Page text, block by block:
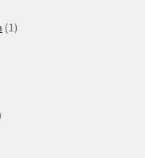
1 1